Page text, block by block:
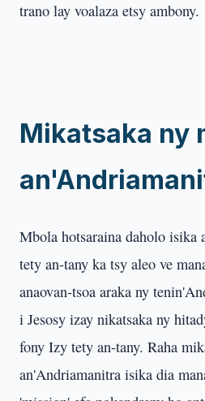
trano lay voalaza etsy ambony.
Mikatsaka ny
Mbola hotsaraina daholo isika
tety an-tany ka tsy aleo ve
anaovan-tsoa araka ny
i Jesosy izay nikatsaka ny
fony Izy tety an-tany. Raha
an'Andriamanitra isika dia